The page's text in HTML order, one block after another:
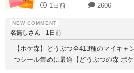
1日前 2606
名無しさん 1日前
【ポケ森】どうぶつ全413種のマイキ
つシール集めに最適【どうぶつの森 ポ